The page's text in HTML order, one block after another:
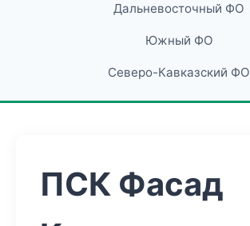
Дальневосточный ФО
Южный ФО
Северо-Кавказский ФО
ПСК Фасад